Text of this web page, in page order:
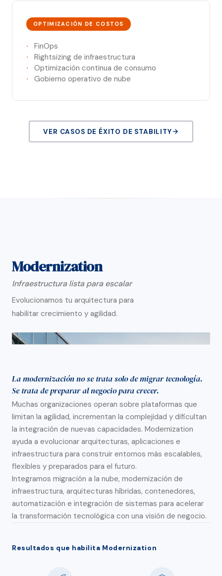
OPTIMIZACIÓN DE COSTOS
FinOps
Rightsizing de infraestructura
Optimización continua de consumo
Gobierno operativo de nube
VER CASOS DE ÉXITO DE STABILITY
Modernization
Infraestructura lista para escalar
Evolucionamos tu arquitectura para
habilitar crecimiento y agilidad.
La modernización no se trata solo de migrar tecnología.
Se trata de preparar al negocio para crecer.
Muchas organizaciones operan sobre plataformas que
limitan la agilidad, incrementan la complejidad y dificultan
la integración de nuevas capacidades. Modernization
ayuda a evolucionar arquitecturas, aplicaciones e
infraestructura para construir entornos más escalables,
flexibles y preparados para el futuro.
Integramos migración a la nube, modernización de
infraestructura, arquitecturas híbridas, contenedores,
automatización e integración de sistemas para acelerar
la transformación tecnológica con una visión de negocio.
Resultados que habilita Modernization